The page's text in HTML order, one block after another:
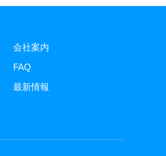
会社案内
FAQ
最新情報